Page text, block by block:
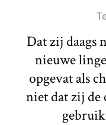
Dat zij daags
nieuwe
opgevat als
niet dat zij de